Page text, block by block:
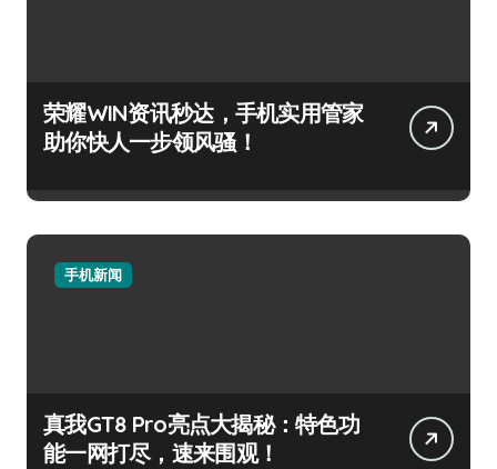
荣耀WIN资讯秒达，手机实用管家
助你快人一步领风骚！
手机新闻
真我GT8 Pro亮点大揭秘：特色功
能一网打尽，速来围观！